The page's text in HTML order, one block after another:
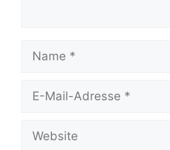
Name
Website